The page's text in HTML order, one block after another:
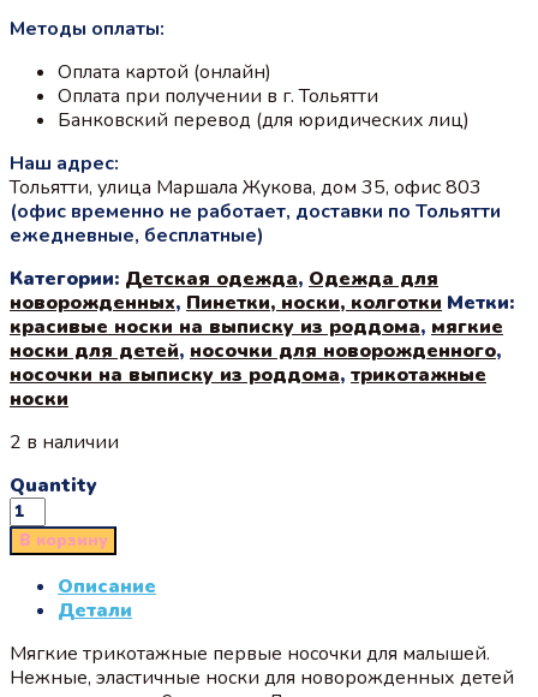
Методы оплаты:
Оплата картой (онлайн)
Оплата при получении в г. Тольятти
Банковский перевод (для юридических лиц)
Наш адрес:
Тольятти, улица Маршала Жукова, дом 35, офис 803
(офис временно не работает, доставки по Тольятти
ежедневные, бесплатные)
Категории: Детская одежда, Одежда для
новорожденных, Пинетки, носки, колготки Метки:
красивые носки на выписку из роддома, мягкие
носки для детей, носочки для новорожденного,
носочки на выписку из роддома, трикотажные
носки
2 в наличии
Quantity
В корзину
Описание
Детали
Мягкие трикотажные первые носочки для малышей.
Нежные, эластичные носки для новорожденных детей